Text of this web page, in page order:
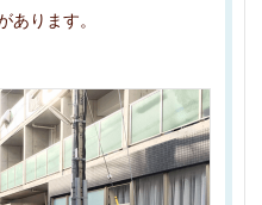
あります。